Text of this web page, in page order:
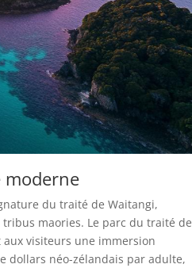
moderne
du traité de Waitangi,
maories. Le parc du traité de
visiteurs une immersion
dollars néo-zélandais par adulte,